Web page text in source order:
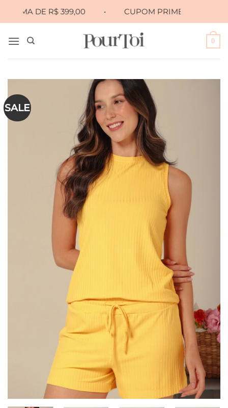
DE R$ 399,00 • CUPOM PRIMEIRA10 PARA 10%
0
SALE